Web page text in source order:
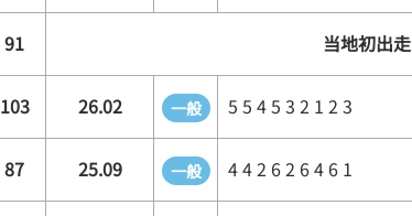
91 当地初出走
103 26.02 一般 5 5 4 5 3 2 1 2 3
87 25.09 一般 4 4 2 6 2 6 4 6 1